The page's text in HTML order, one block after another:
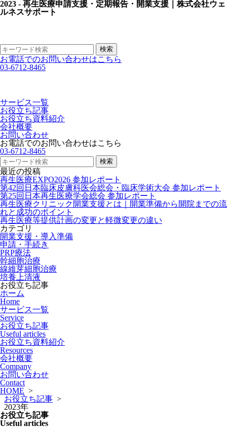
2023 - 再生医療申請支援・定期報告・開業支援｜株式会社ウェ
ルネスサポート
お電話でのお問い合わせはこちら
03-6712-8465
サービス一覧
お役立ち記事
お役立ち資料紹介
会社概要
お問い合わせ
お電話でのお問い合わせはこちら
03-6712-8465
最近の投稿
再生医療EXPO2026 参加レポート
第42回日本臨床皮膚科医会総会・臨床学術大会 参加レポート
第25回日本再生医療学会総会 参加レポート
再生医療クリニック開業支援とは｜開業準備から開院までの流
れと成功のポイント
再生医療等提供計画の変更と軽微変更の違い
カテゴリ
開業支援・導入準備
申請・手続き
PRP療法
幹細胞治療
線維芽細胞治療
培養上清液
お役立ち記事
ホーム
Home
サービス一覧
Service
お役立ち記事
Useful articles
お役立ち資料紹介
Resources
会社概要
Company
お問い合わせ
Contact
HOME >
お役立ち記事 >
2023年
お役立ち記事
Useful articles